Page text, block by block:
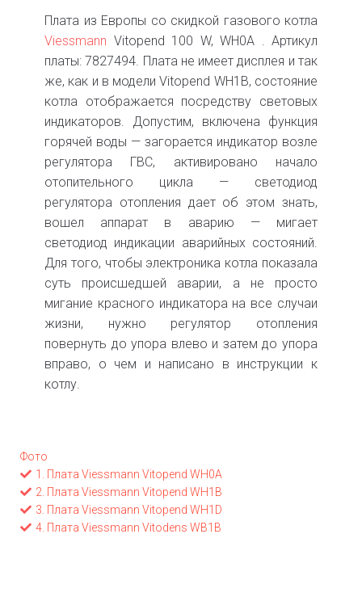
Плата из Европы со скидкой газового котла
Viessmann Vitopend 100 W, WH0A . Артикул
платы: 7827494. Плата не имеет дисплея и так
же, как и в модели Vitopend WH1B, состояние
котла отображается посредству световых
индикаторов. Допустим, включена функция
горячей воды — загорается индикатор возле
регулятора ГВС, активировано начало
отопительного цикла — светодиод
регулятора отопления дает об этом знать,
вошел аппарат в аварию — мигает
светодиод индикации аварийных состояний.
Для того, чтобы электроника котла показала
суть происшедшей аварии, а не просто
мигание красного индикатора на все случаи
жизни, нужно регулятор отопления
повернуть до упора влево и затем до упора
вправо, о чем и написано в инструкции к
котлу.
Фото
1. Плата Viessmann Vitopend WH0A
2. Плата Viessmann Vitopend WH1B
3. Плата Viessmann Vitopend WH1D
4. Плата Viessmann Vitodens WB1B